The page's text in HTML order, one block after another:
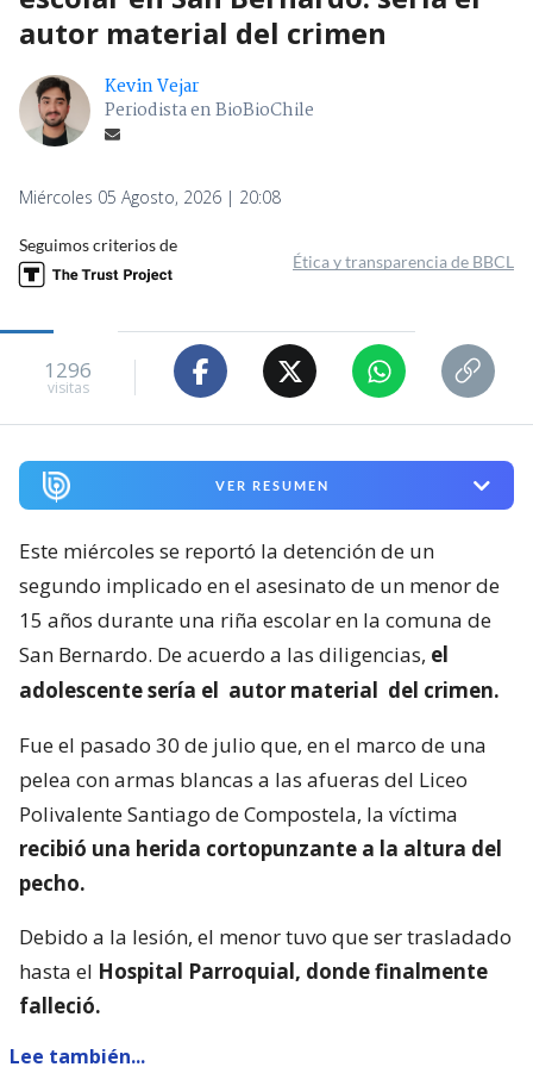
autor material del crimen
Kevin Vejar
Periodista en BioBioChile
Miércoles 05 Agosto, 2026 | 20:08
Seguimos criterios de
Ética y transparencia de BBCL
1296
visitas
VER RESUMEN
Este miércoles se reportó la detención de un
segundo implicado en el asesinato de un menor de
15 años durante una riña escolar en la comuna de
San Bernardo. De acuerdo a las diligencias, el
adolescente sería el autor material del crimen.
Fue el pasado 30 de julio que, en el marco de una
pelea con armas blancas a las afueras del Liceo
Polivalente Santiago de Compostela, la víctima
recibió una herida cortopunzante a la altura del
pecho.
Debido a la lesión, el menor tuvo que ser trasladado
hasta el Hospital Parroquial, donde finalmente
falleció.
Lee también...